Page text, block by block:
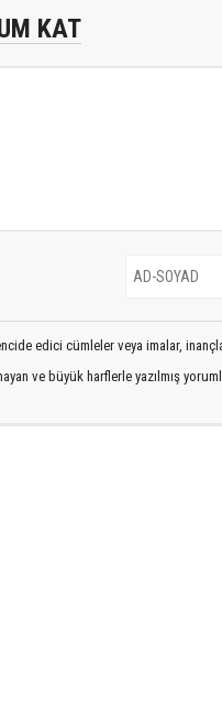
KAT
edici cümleler veya imalar,
ve büyük harflerle yazılmış